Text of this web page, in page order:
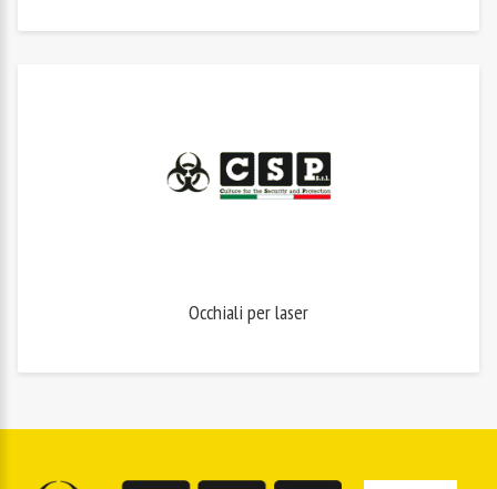
Occhiali per laser